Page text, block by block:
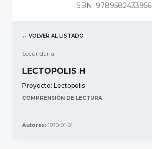
← VOLVER AL LISTADO
Secundaria
LECTOPOLIS H
Proyecto: Lectopolis
COMPRENSIÓN DE LECTURA
Autores: 1970-01-01
ISBN: 9789582433956